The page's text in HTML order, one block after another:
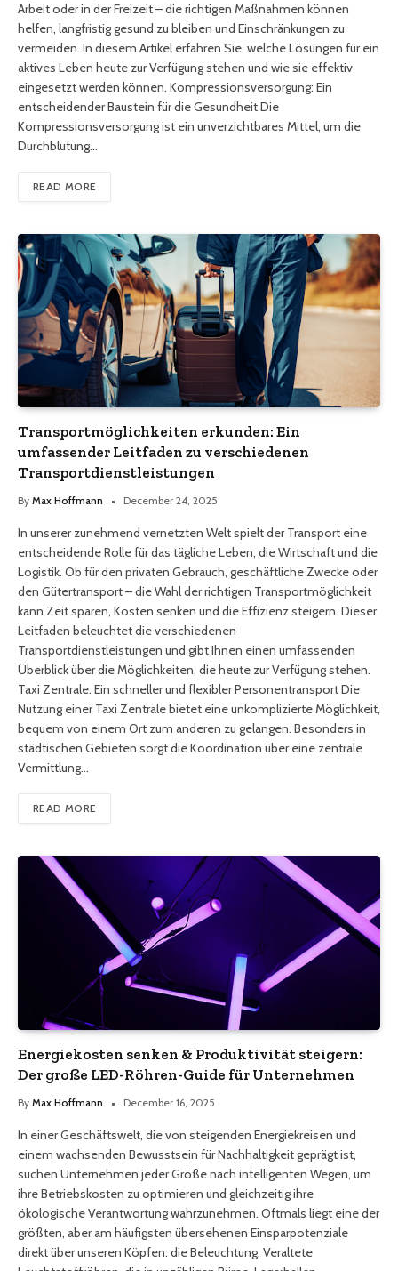
Arbeit oder in der Freizeit – die richtigen Maßnahmen können
helfen, langfristig gesund zu bleiben und Einschränkungen zu
vermeiden. In diesem Artikel erfahren Sie, welche Lösungen für ein
aktives Leben heute zur Verfügung stehen und wie sie effektiv
eingesetzt werden können. Kompressionsversorgung: Ein
entscheidender Baustein für die Gesundheit Die
Kompressionsversorgung ist ein unverzichtbares Mittel, um die
Durchblutung…
READ MORE
Transportmöglichkeiten erkunden: Ein
umfassender Leitfaden zu verschiedenen
Transportdienstleistungen
By Max Hoffmann December 24, 2025
In unserer zunehmend vernetzten Welt spielt der Transport eine
entscheidende Rolle für das tägliche Leben, die Wirtschaft und die
Logistik. Ob für den privaten Gebrauch, geschäftliche Zwecke oder
den Gütertransport – die Wahl der richtigen Transportmöglichkeit
kann Zeit sparen, Kosten senken und die Effizienz steigern. Dieser
Leitfaden beleuchtet die verschiedenen
Transportdienstleistungen und gibt Ihnen einen umfassenden
Überblick über die Möglichkeiten, die heute zur Verfügung stehen.
Taxi Zentrale: Ein schneller und flexibler Personentransport Die
Nutzung einer Taxi Zentrale bietet eine unkomplizierte Möglichkeit,
bequem von einem Ort zum anderen zu gelangen. Besonders in
städtischen Gebieten sorgt die Koordination über eine zentrale
Vermittlung…
READ MORE
Energiekosten senken & Produktivität steigern:
Der große LED-Röhren-Guide für Unternehmen
By Max Hoffmann December 16, 2025
In einer Geschäftswelt, die von steigenden Energiekreisen und
einem wachsenden Bewusstsein für Nachhaltigkeit geprägt ist,
suchen Unternehmen jeder Größe nach intelligenten Wegen, um
ihre Betriebskosten zu optimieren und gleichzeitig ihre
ökologische Verantwortung wahrzunehmen. Oftmals liegt eine der
größten, aber am häufigsten übersehenen Einsparpotenziale
direkt über unseren Köpfen: die Beleuchtung. Veraltete